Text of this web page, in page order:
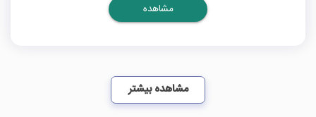
مشاهده
مشاهده بیشتر